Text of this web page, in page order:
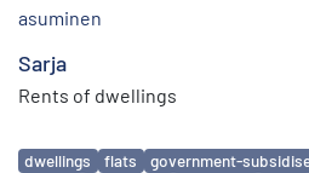
asuminen
Sarja
Rents of dwellings
Avainsanat
dwellings flats government-